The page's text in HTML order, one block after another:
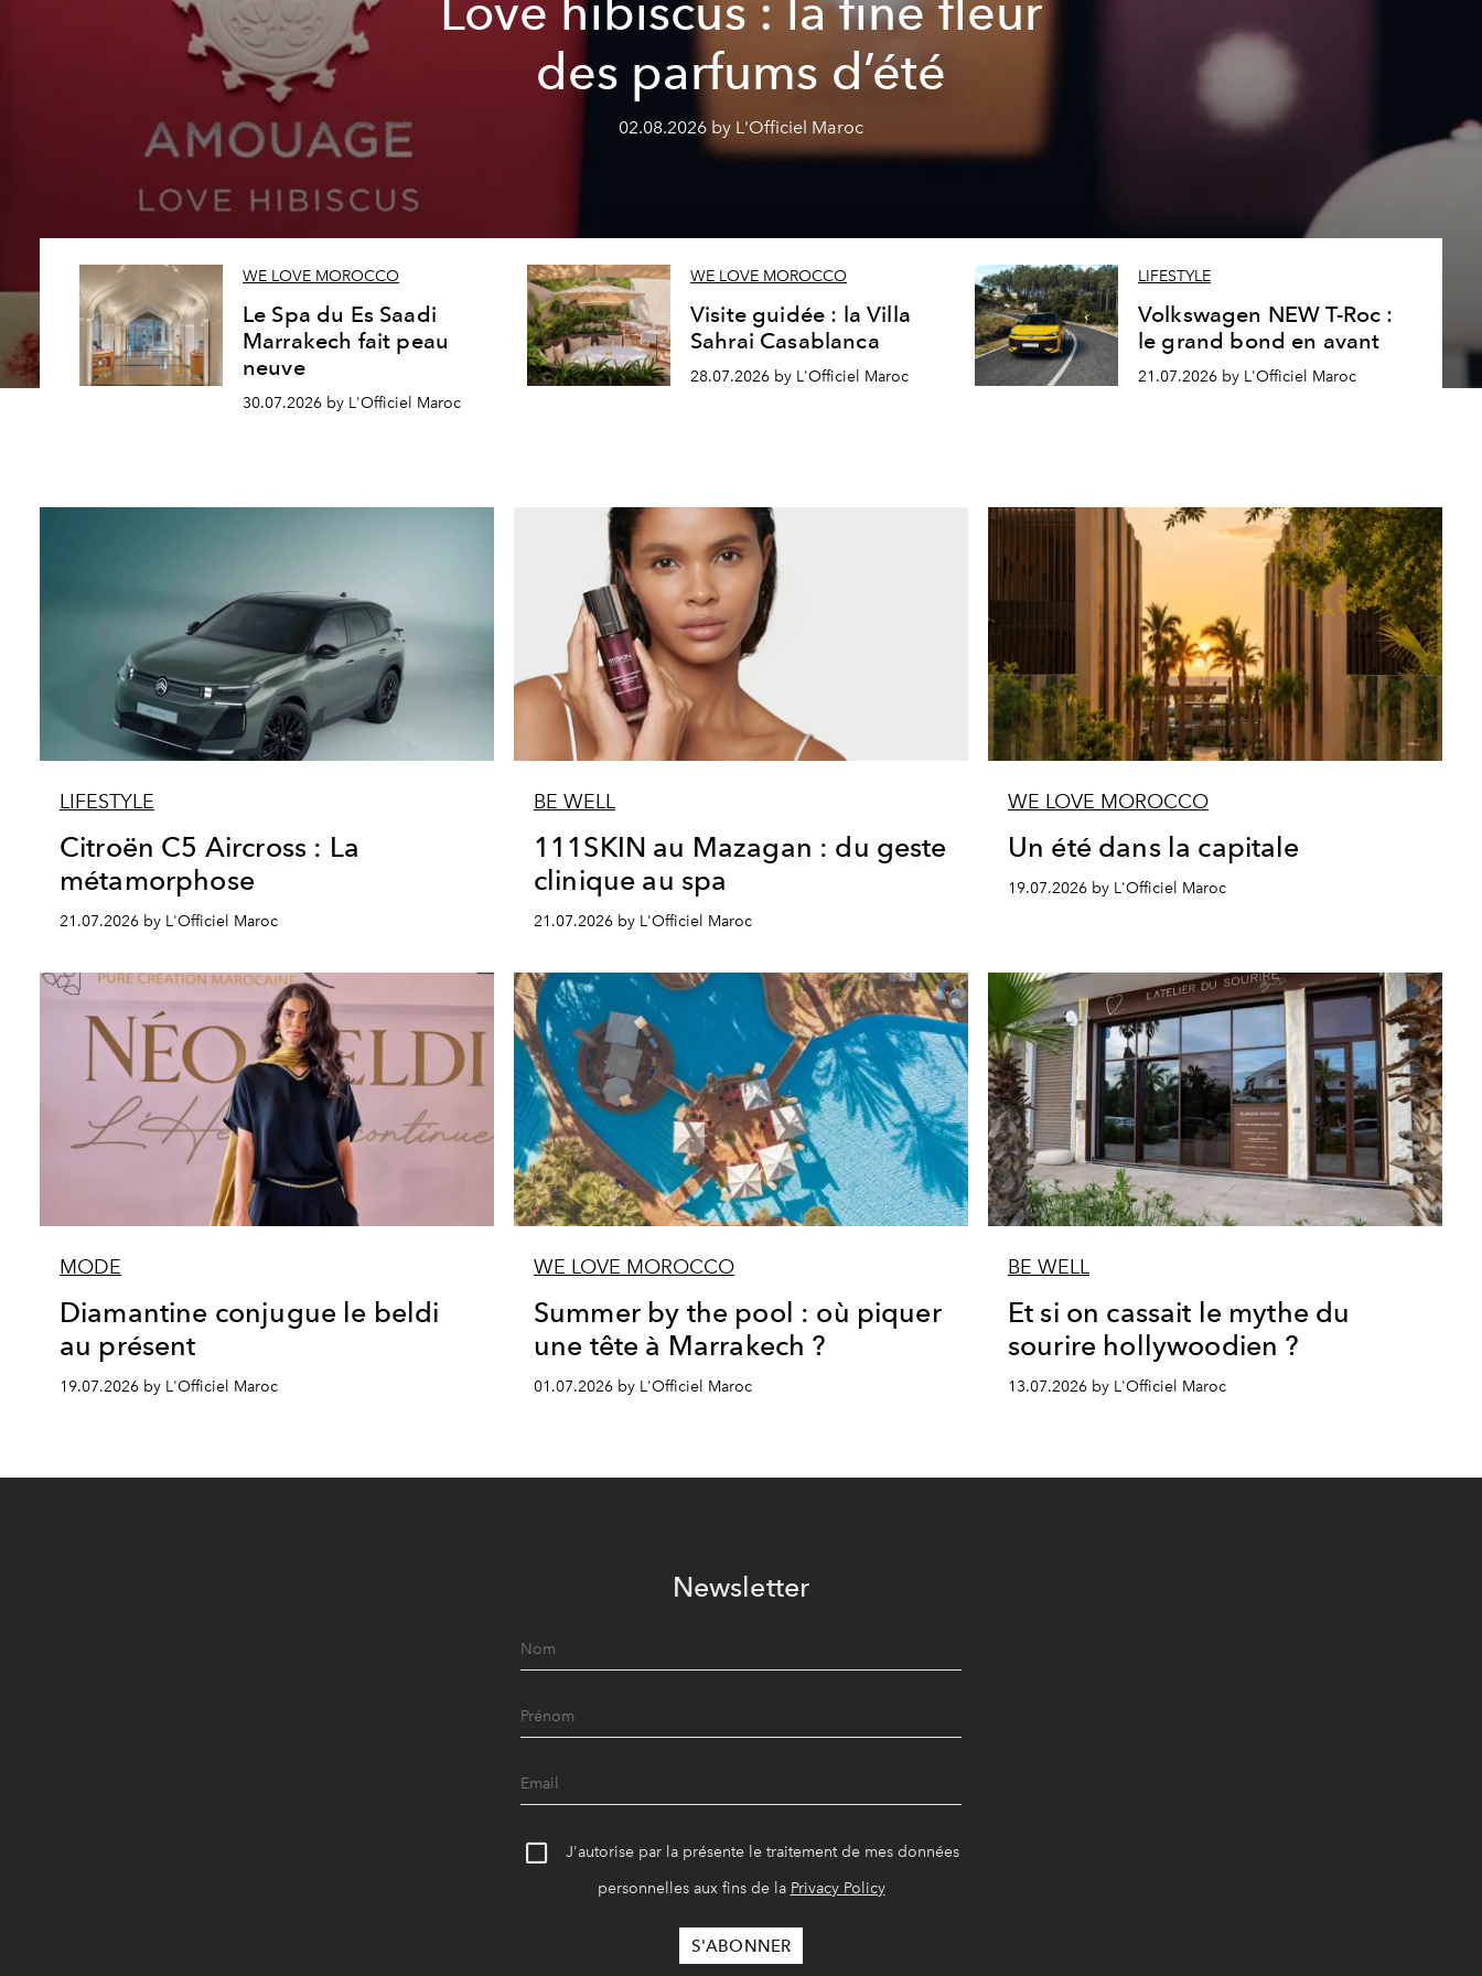
Love hibiscus : la fine fleur
des parfums d’été
02.08.2026 by L'Officiel Maroc
WE LOVE MOROCCO
Le Spa du Es Saadi
Marrakech fait peau
neuve
30.07.2026 by L'Officiel Maroc
WE LOVE MOROCCO
Visite guidée : la Villa
Sahrai Casablanca
28.07.2026 by L'Officiel Maroc
LIFESTYLE
Volkswagen NEW T-Roc :
le grand bond en avant
21.07.2026 by L'Officiel Maroc
LIFESTYLE
Citroën C5 Aircross : La
métamorphose
21.07.2026 by L'Officiel Maroc
BE WELL
111SKIN au Mazagan : du geste
clinique au spa
21.07.2026 by L'Officiel Maroc
WE LOVE MOROCCO
Un été dans la capitale
19.07.2026 by L'Officiel Maroc
MODE
Diamantine conjugue le beldi
au présent
19.07.2026 by L'Officiel Maroc
WE LOVE MOROCCO
Summer by the pool : où piquer
une tête à Marrakech ?
01.07.2026 by L'Officiel Maroc
BE WELL
Et si on cassait le mythe du
sourire hollywoodien ?
13.07.2026 by L'Officiel Maroc
Newsletter
J'autorise par la présente le traitement de mes données
personnelles aux fins de la Privacy Policy